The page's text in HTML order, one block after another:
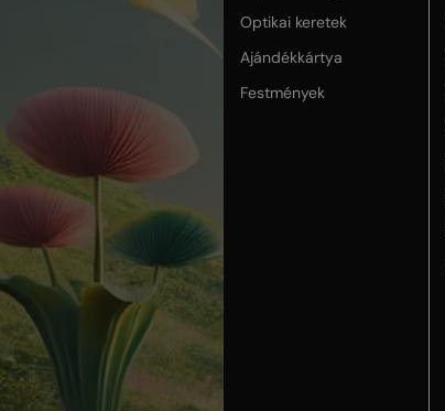
Optikai keretek
Ajándékkártya
Festmények